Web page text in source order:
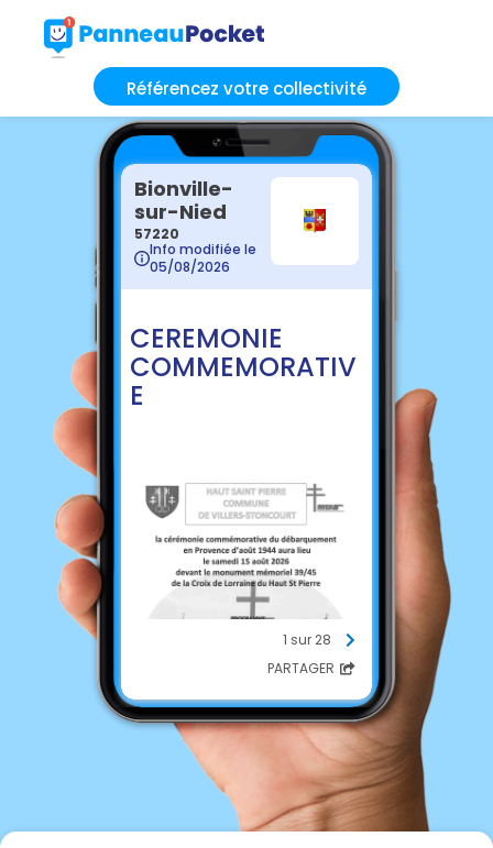
Référencez votre collectivité
Bionville-
sur-Nied
57220
Info modifiée le
05/08/2026
CEREMONIE
COMMEMORATIV
E
1 sur 28
PARTAGER